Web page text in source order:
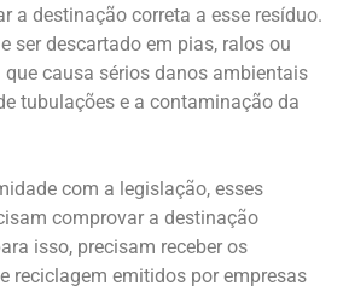
a destinação correta a esse resíduo.
ser descartado em pias, ralos ou
causa sérios danos ambientais
tubulações e a contaminação da
com a legislação, esses
comprovar a destinação
isso, precisam receber os
reciclagem emitidos por empresas